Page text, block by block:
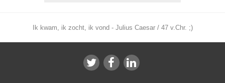
Ik kwam, ik zocht, ik vond - Julius Caesar / 47 v.Chr. ;)